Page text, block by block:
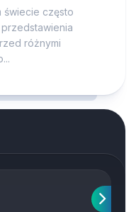
świecie często
różnymi